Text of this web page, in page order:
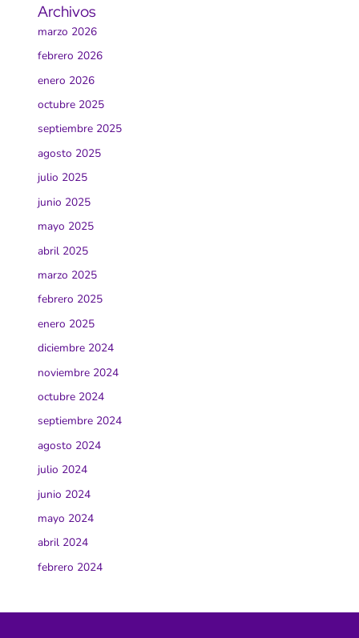
Archivos
marzo 2026
febrero 2026
enero 2026
octubre 2025
septiembre 2025
agosto 2025
julio 2025
junio 2025
mayo 2025
abril 2025
marzo 2025
febrero 2025
enero 2025
diciembre 2024
noviembre 2024
octubre 2024
septiembre 2024
agosto 2024
julio 2024
junio 2024
mayo 2024
abril 2024
febrero 2024